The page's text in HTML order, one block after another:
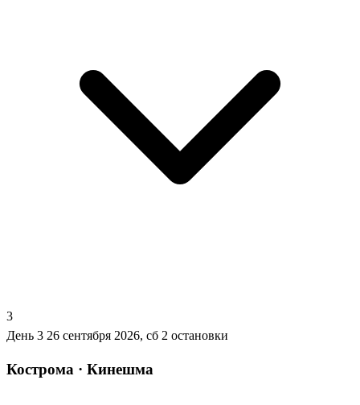
3
День 3 26 сентября 2026, сб 2 остановки
Кострома · Кинешма